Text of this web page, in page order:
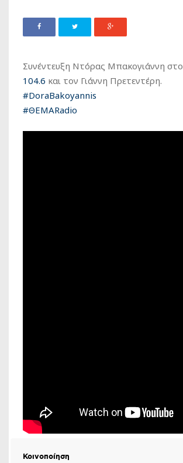
Συνέντευξη Ντόρας Μπακογιάννη στο
104.6 και τον Γιάννη Πρετεντέρη.
#DoraBakoyannis
#ΘΕΜΑRadio
Κοινοποίηση